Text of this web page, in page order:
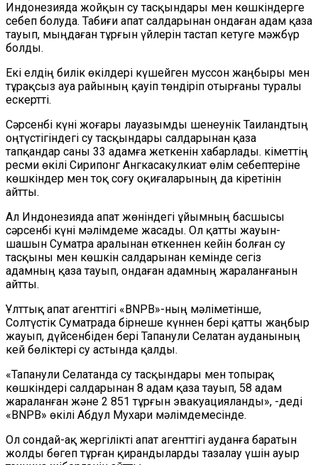
Индонезияда жойқын су тасқындары мен көшкіндерге
себеп болуда. Табиғи апат салдарынан ондаған адам қаза
тауып, мыңдаған тұрғын үйлерін тастап кетуге мәжбүр
болды.
Екі елдің билік өкілдері күшейген муссон жаңбыры мен
тұрақсыз ауа райының қауіп төндіріп отырғаны туралы
ескертті.
Сәрсенбі күні жоғары лауазымды шенеунік Таиландтың
оңтүстігіндегі су тасқындары салдарынан қаза
тапқандар саны 33 адамға жеткенін хабарлады. Үкіметтің
ресми өкілі Сирипонг Ангкасакулкиат өлім себептеріне
көшкіндер мен тоқ соғу оқиғаларының да кіретінін
айтты.
Ал Индонезияда апат жөніндегі ұйымның басшысы
сәрсенбі күні мәлімдеме жасады. Ол қатты жауын-
шашын Суматра аралынан өткеннен кейін болған су
тасқыны мен көшкін салдарынан кемінде сегіз
адамның қаза тауып, ондаған адамның жараланғанын
айтты.
Ұлттық апат агенттігі «BNPB»-ның мәліметінше,
Солтүстік Суматрада бірнеше күннен бері қатты жаңбыр
жауып, дүйсенбіден бері Тапанули Селатан ауданының
кей бөліктері су астында қалды.
«Тапанули Селатанда су тасқындары мен топырақ
көшкіндері салдарынан 8 адам қаза тауып, 58 адам
жараланған және 2 851 тұрғын эвакуацияланды», -деді
«BNPB» өкілі Абдул Мухари мәлімдемесінде.
Ол сондай-ақ жергілікті апат агенттігі ауданға баратын
жолды бөгеп тұрған қирандыларды тазалау үшін ауыр